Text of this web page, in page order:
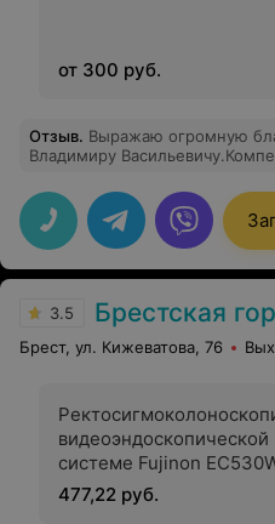
от 300 руб.
Отзыв. Выражаю огромную
Владимиру
приятный человек и хороший
юмора. 27.03.2024 ,14.30-
наркозом.И доктора,и
рекоммендовать знакомым.
3.5 Брестская городская
Брест, ул. Кижеватова, 76
видеоэндоскопической
системе Fujinon
тотальной внутривенной
анестезией с
477,22 руб.